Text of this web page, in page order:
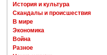
История и культура
Скандалы и происшествия
В мире
Экономика
Война
Разное